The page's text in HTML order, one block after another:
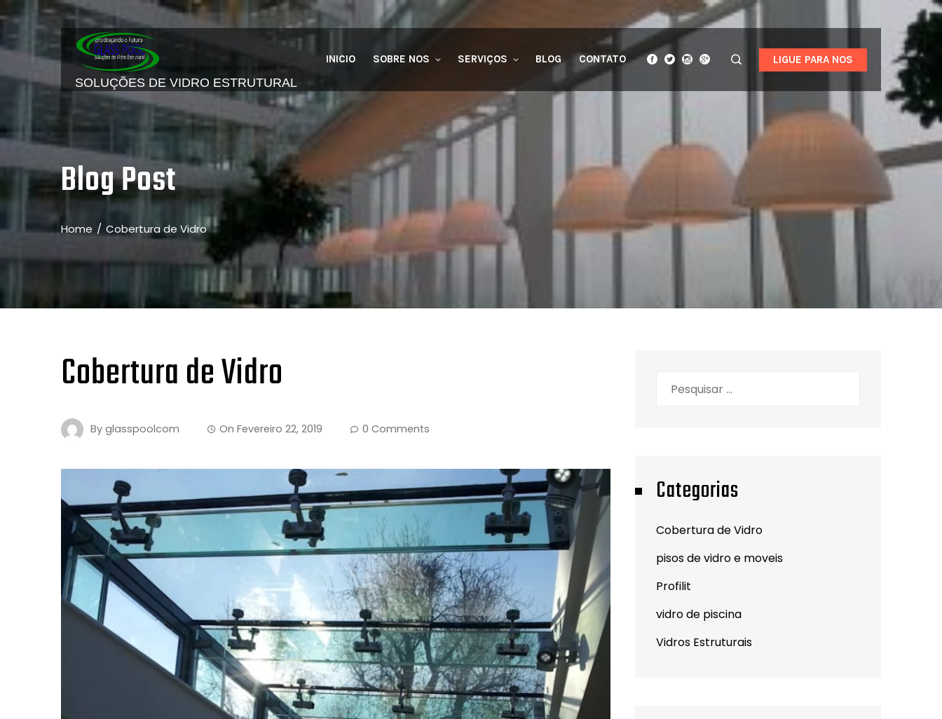
SOLUÇÕES DE VIDRO ESTRUTURAL
INICIO SOBRE NOS SERVIÇOS BLOG CONTATO LIGUE PARA NOS
Blog Post
Home Cobertura de Vidro
Cobertura de Vidro
By glasspoolcom On Fevereiro 22, 2019 0 Comments
Categorias
Cobertura de Vidro
pisos de vidro e moveis
Profilit
vidro de piscina
Vidros Estruturais